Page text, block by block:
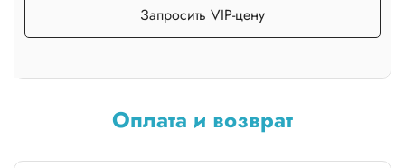
Запросить VIP-цену
Оплата и возврат